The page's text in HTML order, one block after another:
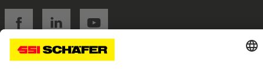
SSI facebookSSI linkedinSSI youtube